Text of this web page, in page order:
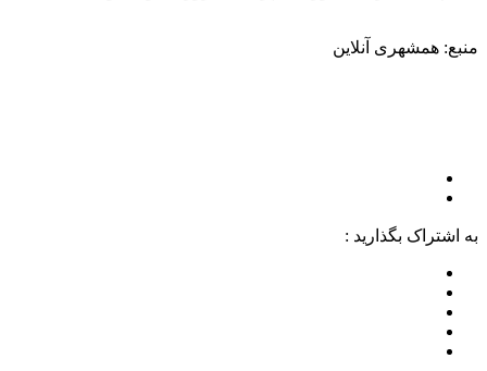
منبع: همشهری آنلاین
به اشتراک بگذارید :